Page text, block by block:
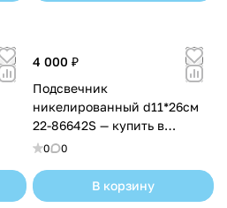
4 000 ₽
Подсвечник
никелированный d11*26см
22-86642S — купить в
Ставрополе с доставкой
0 0
В корзину